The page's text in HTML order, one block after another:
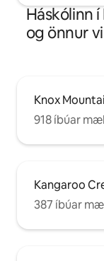
Háskólinn
og önnur
Knox
918 íbúar
Kangaroo
387 íbúar